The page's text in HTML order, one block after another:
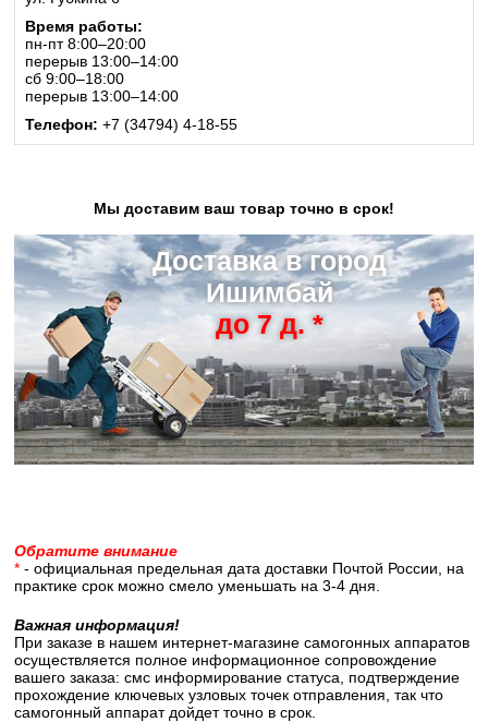
Время работы:
пн-пт 8:00–20:00
перерыв 13:00–14:00
сб 9:00–18:00
перерыв 13:00–14:00
Телефон: +7 (34794) 4-18-55
Мы доставим ваш товар точно в срок!
Доставка в город
Ишимбай
до 7 д. *
Обратите внимание
* - официальная предельная дата доставки Почтой России, на
практике срок можно смело уменьшать на 3-4 дня.
Важная информация!
При заказе в нашем интернет-магазине самогонных аппаратов
осуществляется полное информационное сопровождение
вашего заказа: смс информирование статуса, подтверждение
прохождение ключевых узловых точек отправления, так что
самогонный аппарат дойдет точно в срок.